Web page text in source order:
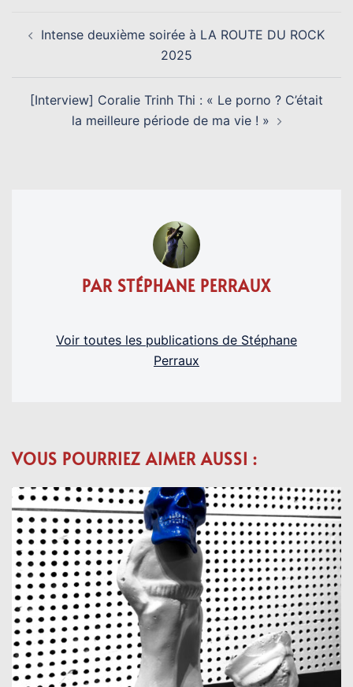
D’ARTICLE
Intense deuxième soirée à LA ROUTE DU ROCK
2025
[Interview] Coralie Trinh Thi : « Le porno ? C’était
la meilleure période de ma vie ! »
PAR STÉPHANE PERRAUX
Voir toutes les publications de Stéphane
Perraux
VOUS POURRIEZ AIMER AUSSI :